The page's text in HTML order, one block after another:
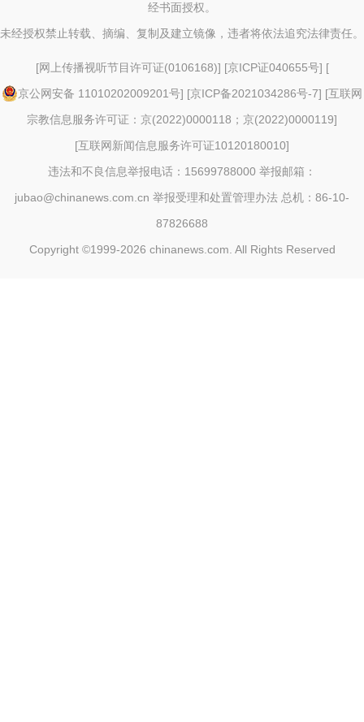
经书面授权。
未经授权禁止转载、摘编、复制及建立镜像，违者将依法追究法律责任。
[网上传播视听节目许可证(0106168)] [京ICP证040655号] [
京公网安备 11010202009201号] [京ICP备2021034286号-7] [互联网
宗教信息服务许可证：京(2022)0000118；京(2022)0000119]
[互联网新闻信息服务许可证10120180010]
违法和不良信息举报电话：15699788000 举报邮箱：
jubao@chinanews.com.cn 举报受理和处置管理办法 总机：86-10-
87826688
Copyright ©1999-2026 chinanews.com. All Rights Reserved